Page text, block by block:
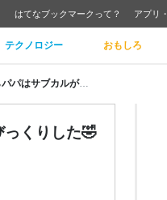
はてなブックマークって？ アプリ
テクノロジー おもしろ
【期間限定】びっくりドンキーのメンチカツサンドがデカすぎてびっくりした🤣 - ごりらパパはサブカルがお好き
っくりした🤣